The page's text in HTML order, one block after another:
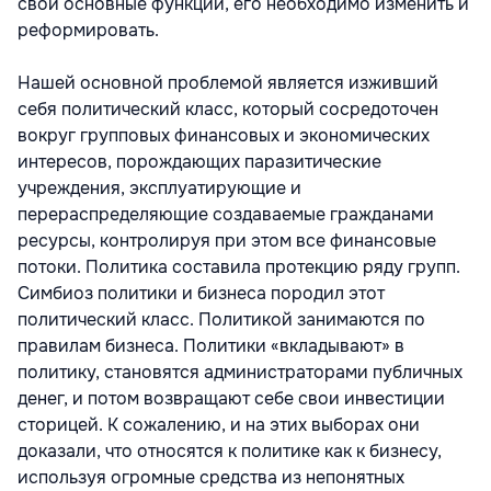
реформировать.
Нашей основной проблемой является изживший
себя политический класс, который сосредоточен
вокруг групповых финансовых и экономических
интересов, порождающих паразитические
учреждения, эксплуатирующие и
перераспределяющие создаваемые гражданами
ресурсы, контролируя при этом все финансовые
потоки. Политика составила протекцию ряду групп.
Симбиоз политики и бизнеса породил этот
политический класс. Политикой занимаются по
правилам бизнеса. Политики «вкладывают» в
политику, становятся администраторами публичных
денег, и потом возвращают себе свои инвестиции
сторицей. К сожалению, и на этих выборах они
доказали, что относятся к политике как к бизнесу,
используя огромные средства из непонятных